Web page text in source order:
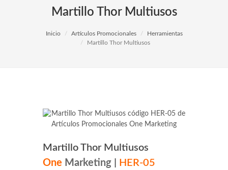
Martillo Thor Multiusos
Inicio Artículos Promocionales
Herramientas
Martillo Thor Multiusos
Martillo Thor Multiusos
One Marketing HER-05